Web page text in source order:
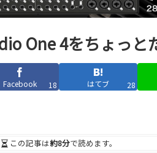
One 4をちょっと
Facebook 18 はてブ 28
この記事は約8分で読めます。